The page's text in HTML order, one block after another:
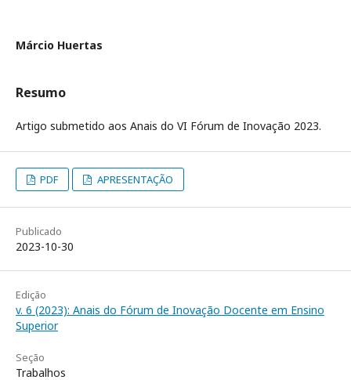
Márcio Huertas
Resumo
Artigo submetido aos Anais do VI Fórum de Inovação 2023.
PDF APRESENTAÇÃO
Publicado
2023-10-30
Edição
v. 6 (2023): Anais do Fórum de Inovação Docente em Ensino
Superior
Seção
Trabalhos